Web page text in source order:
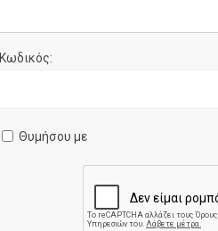
Κωδικός:
Θυμήσου με